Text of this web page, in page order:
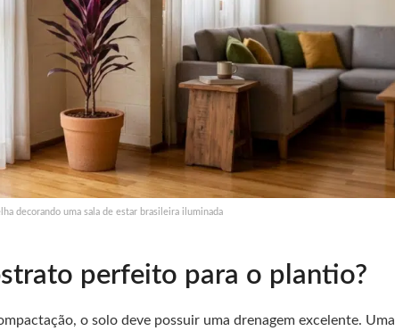
decorando uma sala de estar brasileira iluminada
perfeito para o plantio?
o solo deve possuir uma drenagem excelente. Uma